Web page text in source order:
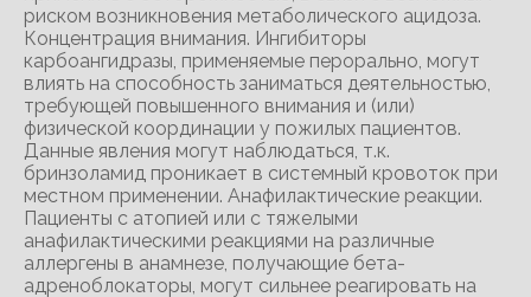
риском возникновения метаболического ацидоза.
Концентрация внимания. Ингибиторы
карбоангидразы, применяемые перорально, могут
влиять на способность заниматься деятельностью,
требующей повышенного внимания и (или)
физической координации у пожилых пациентов.
Данные явления могут наблюдаться, т.к.
бринзоламид проникает в системный кровоток при
местном применении. Анафилактические реакции.
Пациенты с атопией или с тяжелыми
анафилактическими реакциями на различные
аллергены в анамнезе, получающие бета-
адреноблокаторы, могут сильнее реагировать на